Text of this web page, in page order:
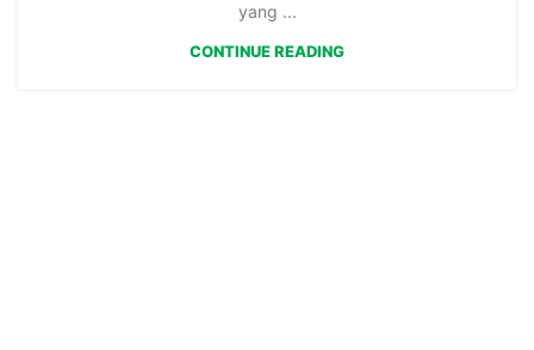
yang ...
CONTINUE READING